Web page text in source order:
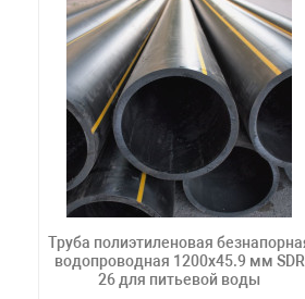
Труба полиэтиленовая
водопроводная 1200х45.9 мм SDR
26 для питьевой воды